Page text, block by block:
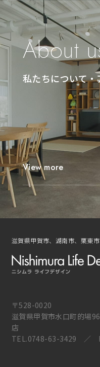
About
私たちについて
View more
滋賀県甲賀市、湖南市、栗東
〒528-0020
滋賀県甲賀市水口町的
店
TEL.0748-63-3429 ／